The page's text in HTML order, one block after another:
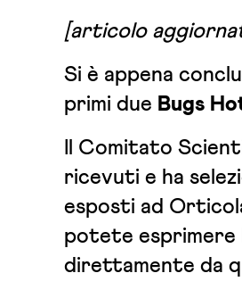
[articolo
Si è appena
primi due Bugs
Il Comitato
ricevuti e ha
esposti ad
potete esprimere
direttamente da